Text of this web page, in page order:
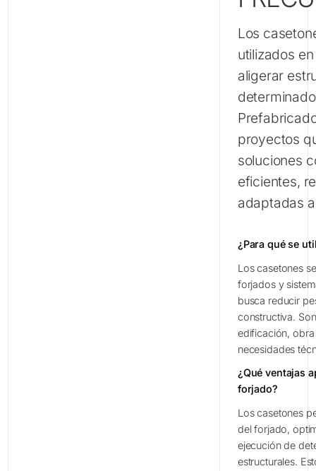
Los
utilizados
aligerar
proyectos
soluciones
eficientes,
adaptadas
¿Para qué se
Los casetones
forjados y
busca reducir
constructiva.
edificación,
necesidades
¿Qué ventajas
forjado?
Los casetones
del forjado,
ejecución de
estructurales.